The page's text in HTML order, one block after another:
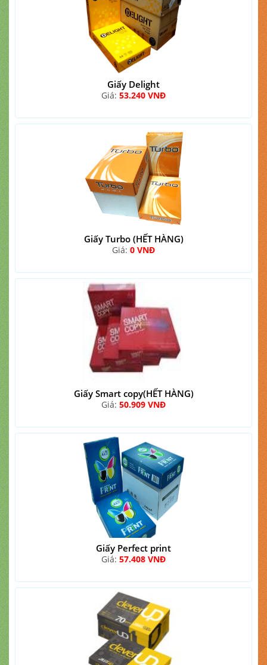
Giấy Delight
Giá: 53.240 VNĐ
Giấy Turbo (HẾT HÀNG)
Giá: 0 VNĐ
Giấy Smart copy(HẾT HÀNG)
Giá: 50.909 VNĐ
Giấy Perfect print
Giá: 57.408 VNĐ